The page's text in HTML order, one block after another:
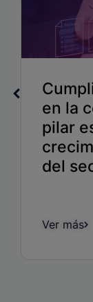
en la
pilar
del
Ver más